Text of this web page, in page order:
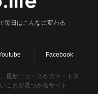
毎日はこんなに変わる
Facebook
最新ニュースやスマートス
ことが見つかるサイト